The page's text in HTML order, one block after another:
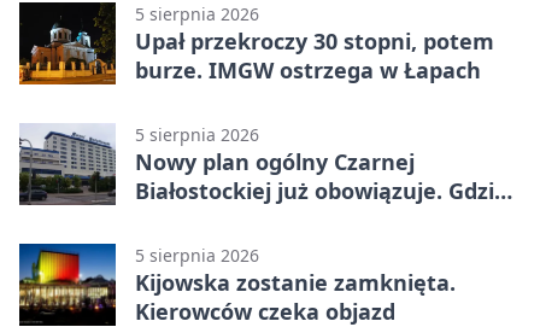
5 sierpnia 2026
Upał przekroczy 30 stopni, potem
burze. IMGW ostrzega w Łapach
5 sierpnia 2026
Nowy plan ogólny Czarnej
Białostockiej już obowiązuje. Gdzie
5 sierpnia 2026
Kijowska zostanie zamknięta.
Kierowców czeka objazd